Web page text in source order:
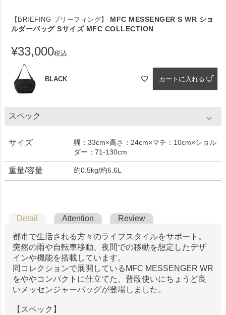
【BRIEFING ブリーフィング】
MFC MESSENGER S WR ショ
ルダーバッグ Sサイズ MFC COLLECTION
¥33,000税込
BLACK カートに入れる
スペック
サイズ
幅：33cm×高さ：24cm×マチ：10cm×ショル
ダー：71-130cm
重量/容量 約0.5kg/約6.6L
Detail Attention Review
都市で生活される方々のライフスタイルをサポート。
突然の雨や自転車移動、夜間での移動を想定したデザ
インや機能を搭載しています。
同コレクションで展開しているMFC MESSENGER WR
をややコンパクトに仕立てた、普段使いにちょうど良
いメッセンジャーバッグが登場しました。
【スペック】